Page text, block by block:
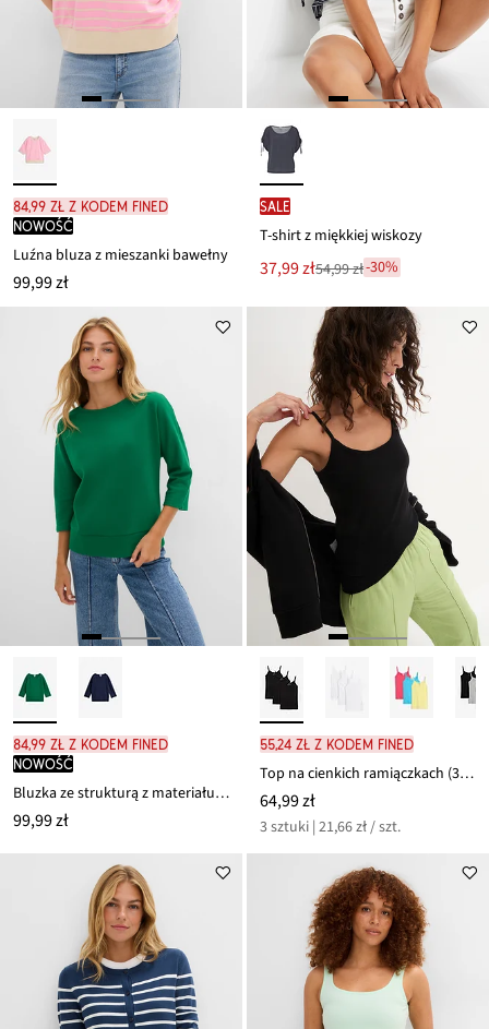
84,99 zł z kodem FINED
nowość
Luźna bluza z mieszanki bawełny
99,99 zł
SALE
T-shirt z miękkiej wiskozy
Nowa
cena
to
37,99 zł
Przeceniono
54,99 zł
54,99 zł-30%
84,99 zł z kodem FINED
nowość
Bluzka ze strukturą z materiału Interlock z mieszanki bawełny
99,99 zł
55,24 zł z kodem FINED
Top na cienkich ramiączkach (3 szt.)
64,99 zł
3 sztuki | 21,66 zł / szt.